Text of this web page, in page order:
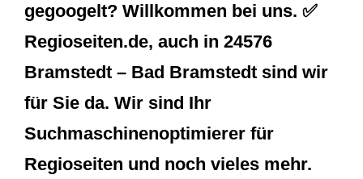
gegoogelt? Willkommen bei uns. ✅
Regioseiten.de, auch in 24576
Bramstedt – Bad Bramstedt sind wir
für Sie da. Wir sind Ihr
Suchmaschinenoptimierer für
Regioseiten und noch vieles mehr.